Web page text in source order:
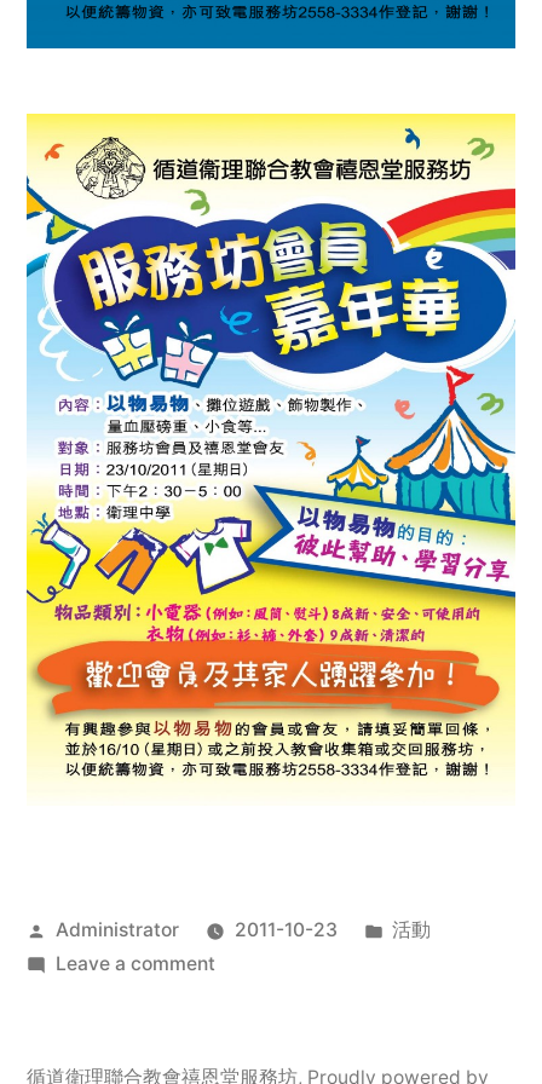
Posted
by
Administrator 2011-10-23
Posted
活動
Leave a commenton
服
循道衛理聯合教會禧恩堂服務坊, Proudly powered by